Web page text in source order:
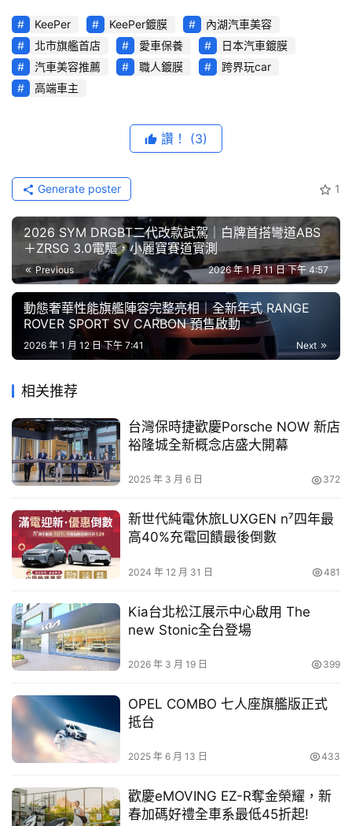
玩
C
A
R
綜
口
碑
中
車
行
百
大
古
買
車
幫
忙
跨
玩
C
A
R
全新旗艦門市不僅象徵著捷博 (7831)展店的階段性成果、
完成六都版圖佈局，更是標誌品牌於日本創立滿40周年，
聡介更是特地來台見證，對於台灣市場與內湖旗艦店的表現
皆抱持著深刻期待。
開幕記者會上董事長彭仕邦除了對於這一年來籌畫展店的同
仁表達感謝之意，更宣布推出兩大全新產業創新「電子工單
系統」、「會員制度」，將科技導入店鋪施作流程，使顧客
消費體驗更加順暢，同時透過會員數據累積，精準掌握台灣
級！
KeePer KeePer鍍膜
內湖汽車美容
北市旗艦首店
愛車保養
日本汽車鍍膜
汽車美容推薦
職人鍍膜
跨界玩car
高端車主
讚！ (3)
1
Generate poster
2026 SYM DRGBT二代改款試駕｜白牌首搭彎道ABS
＋ZRSG 3.0電驅，小麗寶賽道實測
Previous 2026 年 1 月 11 日 下午 4:57
動態奢華性能旗艦陣容完整亮相｜全新年式 RANGE
ROVER SPORT SV CARBON 預售啟動
Next
2026 年 1 月 12 日 下午 7:41
相关推荐
台灣保時捷歡慶Porsche NOW 新店
裕隆城全新概念店盛大開幕
2025 年 3 月 6 日 372
新世代純電休旅LUXGEN n⁷四年最
高40%充電回饋最後倒數
2024 年 12 月 31 日 481
Kia台北松江展示中心啟用 The
new Stonic全台登場
2026 年 3 月 19 日 399
OPEL COMBO 七人座旗艦版正式
抵台
2025 年 6 月 13 日 433
歡慶eMOVING EZ-R奪金榮耀，新
春加碼好禮全車系最低45折起!